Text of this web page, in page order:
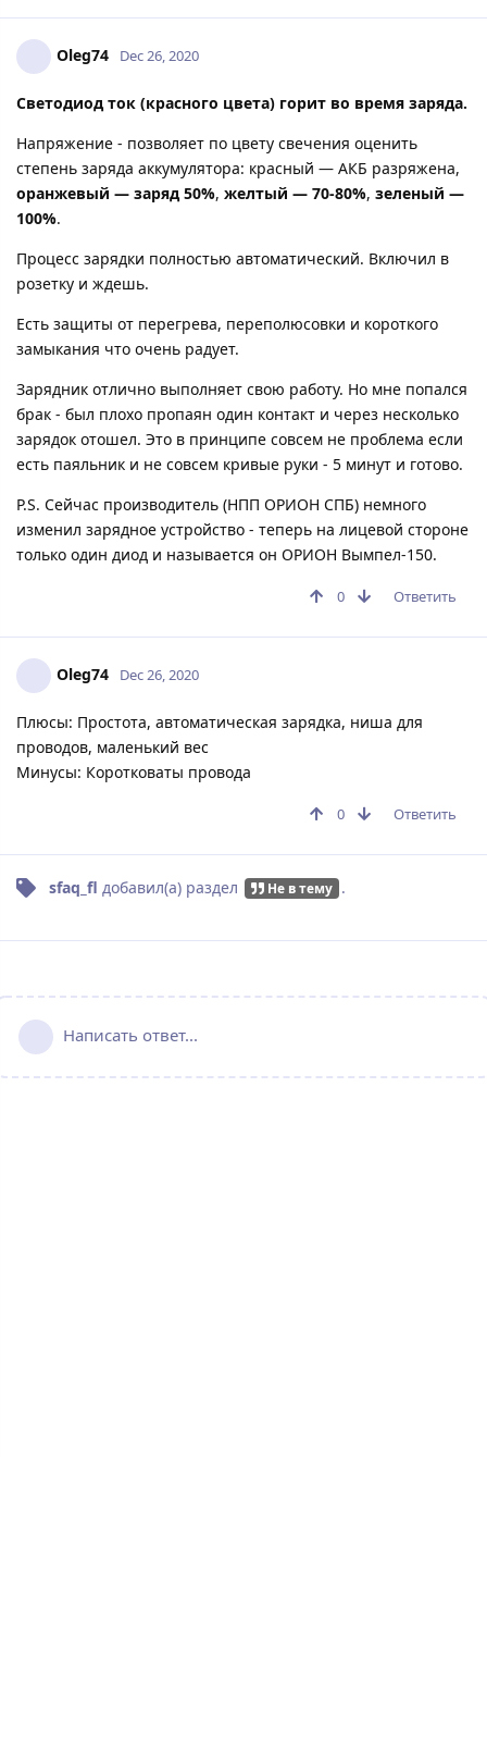
Oleg74 Dec 26, 2020
Светодиод ток (красного цвета) горит во время заряда.
Напряжение - позволяет по цвету свечения оценить
степень заряда аккумулятора: красный — АКБ разряжена,
оранжевый — заряд 50%, желтый — 70-80%, зеленый —
100%.
Процесс зарядки полностью автоматический. Включил в
розетку и ждешь.
Есть защиты от перегрева, переполюсовки и короткого
замыкания что очень радует.
Зарядник отлично выполняет свою работу. Но мне попался
брак - был плохо пропаян один контакт и через несколько
зарядок отошел. Это в принципе совсем не проблема если
есть паяльник и не совсем кривые руки - 5 минут и готово.
P.S. Сейчас производитель (НПП ОРИОН СПБ) немного
изменил зарядное устройство - теперь на лицевой стороне
только один диод и называется он ОРИОН Вымпел-150.
0 Ответить
Oleg74 Dec 26, 2020
Плюсы: Простота, автоматическая зарядка, ниша для
проводов, маленький вес
Минусы: Коротковаты провода
0 Ответить
sfaq_fl добавил(а) раздел Не в тему .
Написать ответ...